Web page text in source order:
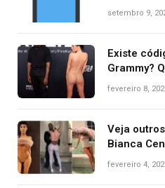
setembro 9,
Existe
Grammy?
após
fevereiro 8,
Veja
Bianca
West que
fevereiro 4,